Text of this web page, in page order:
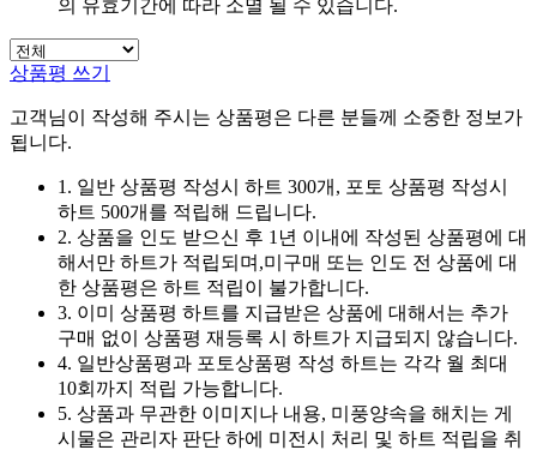
의 유효기간에 따라 소멸 될 수 있습니다.
상품평 쓰기
고객님이 작성해 주시는 상품평은 다른 분들께 소중한 정보가
됩니다.
1. 일반 상품평 작성시 하트 300개, 포토 상품평 작성시
하트 500개를 적립해 드립니다.
2. 상품을 인도 받으신 후 1년 이내에 작성된 상품평에 대
해서만 하트가 적립되며,미구매 또는 인도 전 상품에 대
한 상품평은 하트 적립이 불가합니다.
3. 이미 상품평 하트를 지급받은 상품에 대해서는 추가
구매 없이 상품평 재등록 시 하트가 지급되지 않습니다.
4. 일반상품평과 포토상품평 작성 하트는 각각 월 최대
10회까지 적립 가능합니다.
5. 상품과 무관한 이미지나 내용, 미풍양속을 해치는 게
시물은 관리자 판단 하에 미전시 처리 및 하트 적립을 취